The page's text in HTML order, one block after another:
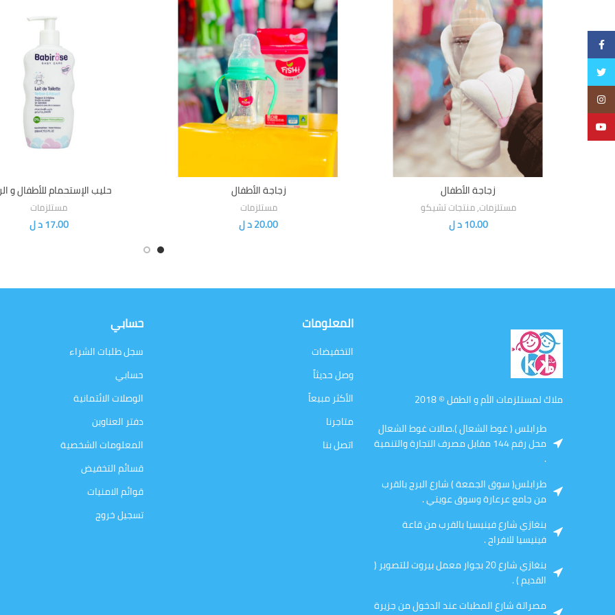
إضافة إلى السلة
زجاجة الأطفال
مستلزمات,منتجات تشيكو
10.00د ل
إضافة إلى السلة
زجاجة الأطفال
مستلزمات
20.00د ل
إضافة إلى السلة
حليب الإستحمام للأطفال و
مستلزمات
17.00د ل
ملاك لمستلزمات الأم و الطفل © 2018
طرابلس ( غوط الشعال ).صالات غوط الشعال
محل رقم 144 مقابل مصرف التجارة والتنمية
.
طرابلس( سوق الجمعة ) شارع البرج بالقرب
من جامع عرعارة وسوق عويتي .
بنغازي شارع فينيسيا بالقرب من قاعة
فينيسيا للافراح .
بنغازي شارع 20 بجوار معمل بيروت للتصوير (
القديم ) .
مصراتة شارع المطبات عند الدخول من جزيرة
المعلومات
التخفيضات
وصل حديثاً
الأكثر مبيعاً
متاجرنا
اتصل بنا
حسابي
سجل طلبات الشراء
حسابي
الوصلات الائتمانية
دفتر العناوين
المعلومات الشخصية
قسائم التخفيض
قوائم الامنيات
تسجيل خروج